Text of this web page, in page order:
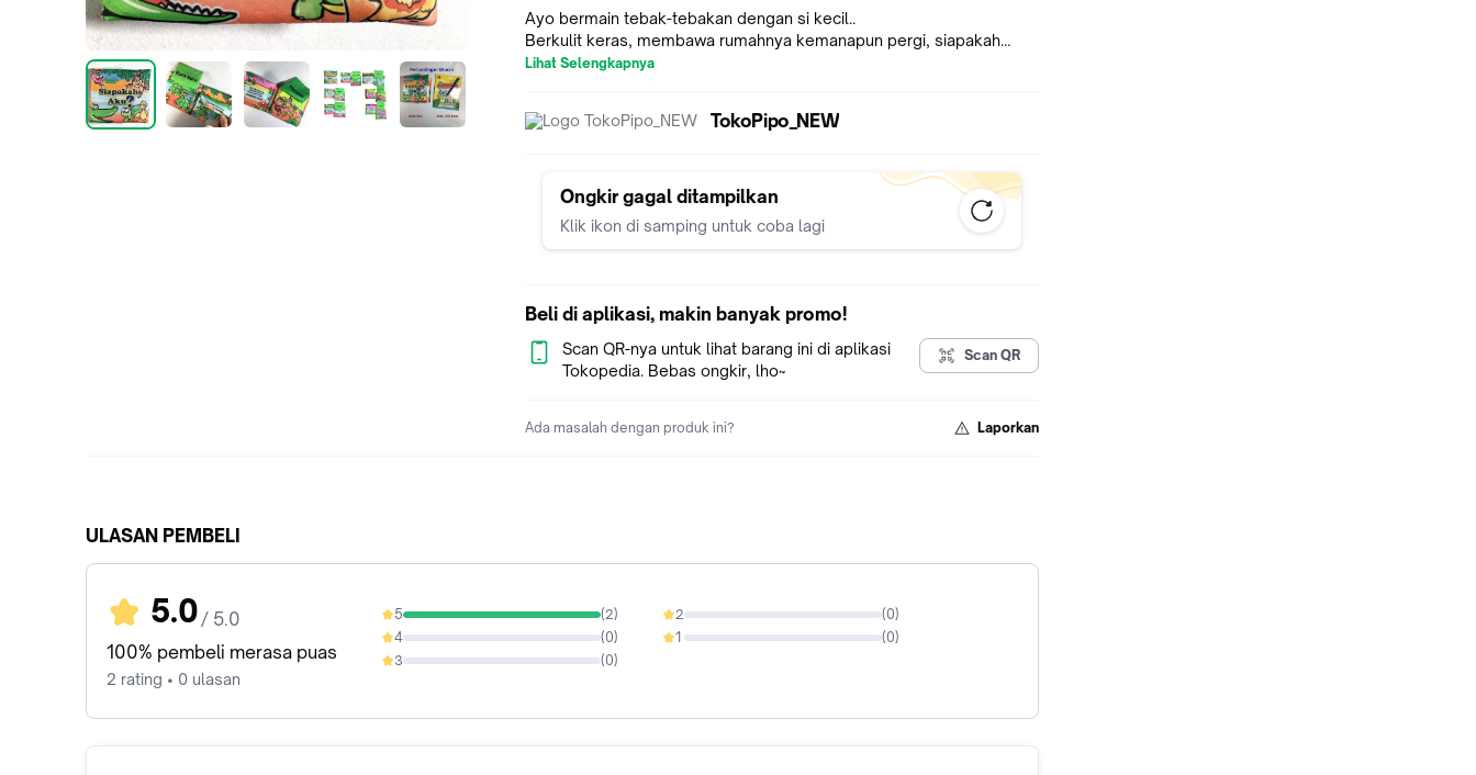
Ayo bermain tebak-tebakan dengan si kecil..
Berkulit keras, membawa rumahnya kemanapun pergi, siapakah
aku?
Permainan yang mengasyikan & menarik untuk si kecil.
Bahan yang digunakan 100% baru.
Kain polyester serta isi serat silikon.
Jangan dimasukan ke dalam mesin cuci, dikucek, diperas maupun di
dry clean karena akan mengubah bentuk bukunya.
Lihat Selengkapnya
TokoPipo_NEW
Ongkir gagal ditampilkan
Klik ikon di samping untuk coba lagi
Beli di aplikasi, makin banyak promo!
Scan QR-nya untuk lihat barang ini di aplikasi
Tokopedia. Bebas ongkir, lho~
Scan QR
Ada masalah dengan produk ini? Laporkan
ULASAN PEMBELI
5.0 / 5.0
100% pembeli merasa puas
2 rating • 0 ulasan
5 (2)
100%
4 (0)
0%
3 (0)
0%
2 (0)
0%
1 (0)
0%